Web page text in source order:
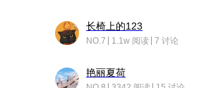
长椅上的123
NO.7 1.1w 阅读 7 讨论
艳丽夏荷